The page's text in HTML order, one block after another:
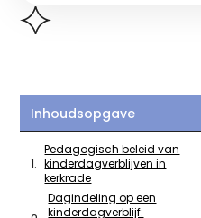
Inhoudsopgave
Pedagogisch beleid van
kinderdagverblijven in
kerkrade
Dagindeling op een
kinderdagverblijf: